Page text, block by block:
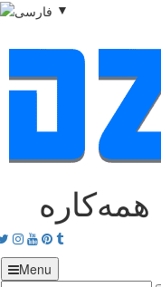
▼
همه‌کاره
Twitter
Instagram
Youtube
Pinterest
tumblr
Menu